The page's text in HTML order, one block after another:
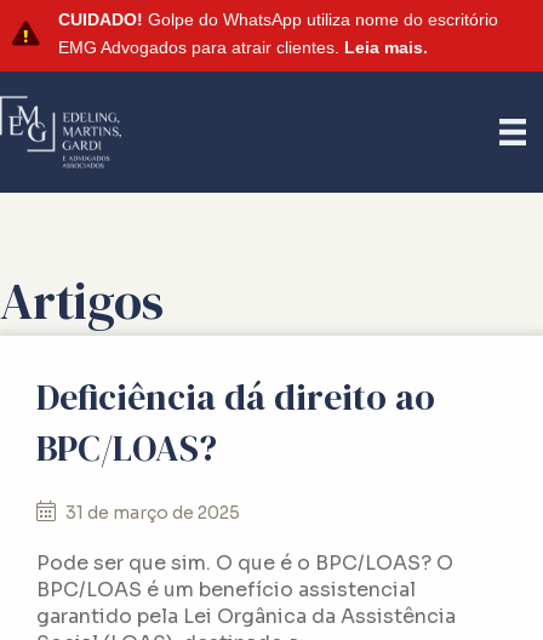
CUIDADO! Golpe do WhatsApp utiliza nome do escritório
EMG Advogados para atrair clientes. Leia mais.
Artigos
Deficiência dá direito ao
BPC/LOAS?
31 de março de 2025
Pode ser que sim. O que é o BPC/LOAS? O
BPC/LOAS é um benefício assistencial
garantido pela Lei Orgânica da Assistência